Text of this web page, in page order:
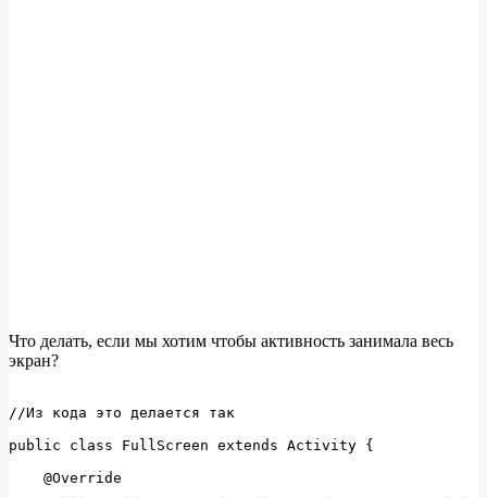
Что делать, если мы хотим чтобы активность занимала весь
экран?